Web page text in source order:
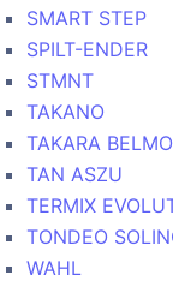
SMART STEP
SPILT-ENDER
STMNT
TAKANO
TAKARA
TAN ASZU
TERMIX
TONDEO
WAHL